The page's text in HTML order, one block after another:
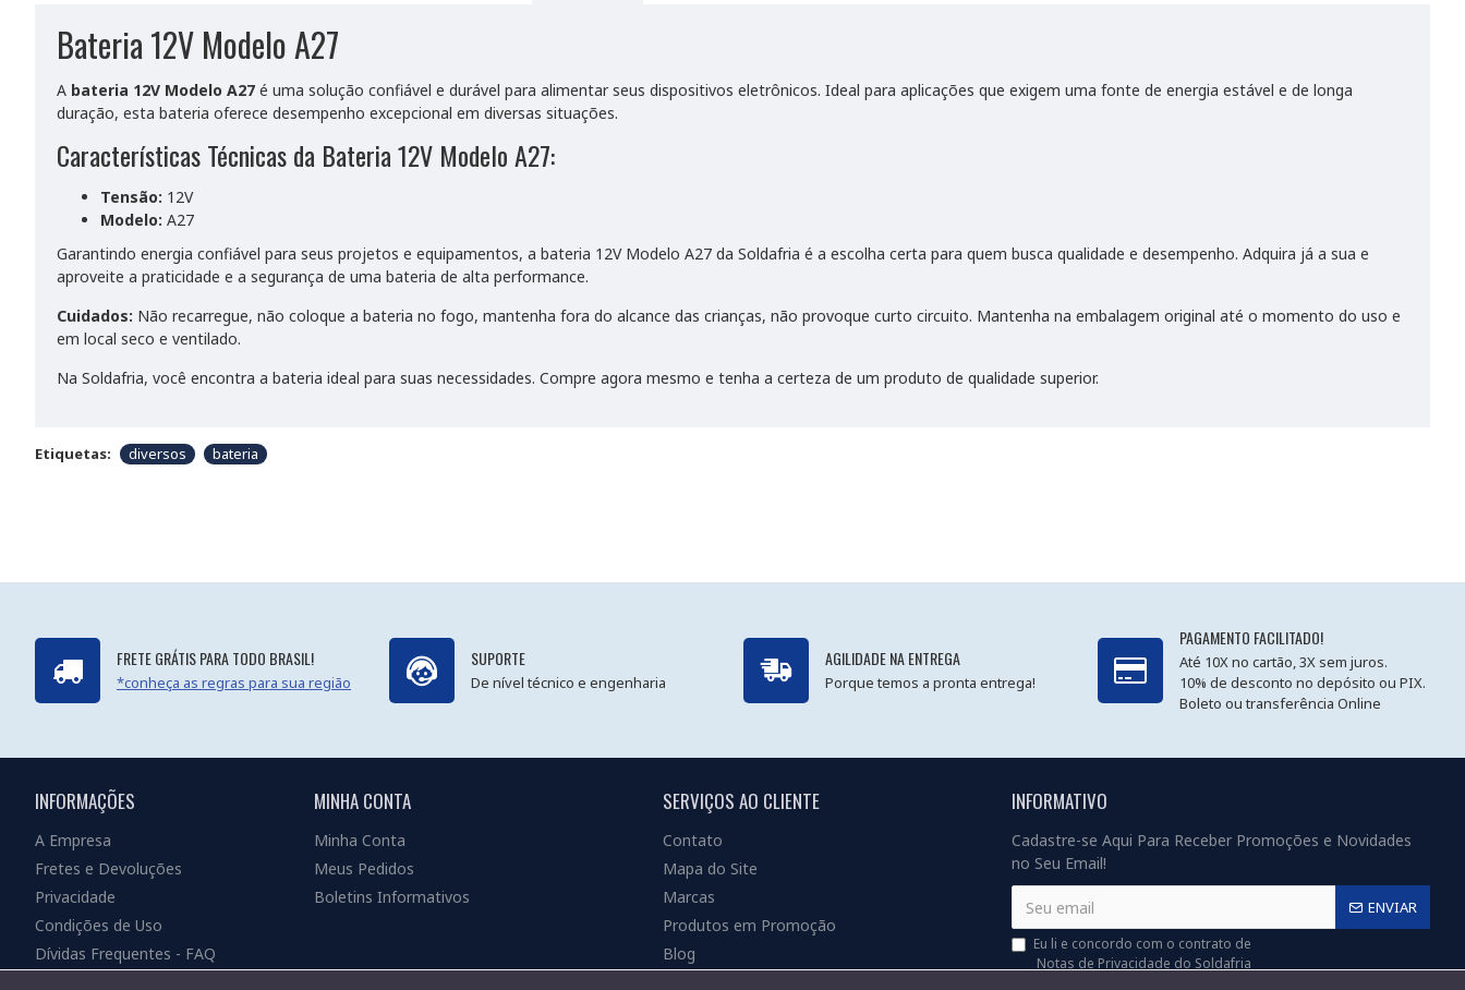
Bateria 12V Modelo A27
A bateria 12V Modelo A27 é uma solução confiável e durável para alimentar seus dispositivos eletrônicos. Ideal para aplicações que exigem uma fonte de energia estável e de longa
duração, esta bateria oferece desempenho excepcional em diversas situações.
Características Técnicas da Bateria 12V Modelo A27:
Tensão: 12V
Modelo: A27
Garantindo energia confiável para seus projetos e equipamentos, a bateria 12V Modelo A27 da Soldafria é a escolha certa para quem busca qualidade e desempenho. Adquira já a sua e
aproveite a praticidade e a segurança de uma bateria de alta performance.
Cuidados: Não recarregue, não coloque a bateria no fogo, mantenha fora do alcance das crianças, não provoque curto circuito. Mantenha na embalagem original até o momento do uso e
em local seco e ventilado.
Na Soldafria, você encontra a bateria ideal para suas necessidades. Compre agora mesmo e tenha a certeza de um produto de qualidade superior.
Etiquetas: diversos bateria
FRETE GRÁTIS PARA TODO BRASIL!
*conheça as regras para sua região
SUPORTE
De nível técnico e engenharia
AGILIDADE NA ENTREGA
Porque temos a pronta entrega!
PAGAMENTO FACILITADO!
Até 10X no cartão, 3X sem juros.
10% de desconto no depósito ou PIX.
Boleto ou transferência Online
INFORMAÇÕES
A Empresa
Fretes e Devoluções
Privacidade
Condições de Uso
Dívidas Frequentes - FAQ
MINHA CONTA
Minha Conta
Meus Pedidos
Boletins Informativos
SERVIÇOS AO CLIENTE
Contato
Mapa do Site
Marcas
Produtos em Promoção
Blog
INFORMATIVO
Cadastre-se Aqui Para Receber Promoções e Novidades
no Seu Email!
ENVIAR
Eu li e concordo com o contrato de
Notas de Privacidade do Soldafria